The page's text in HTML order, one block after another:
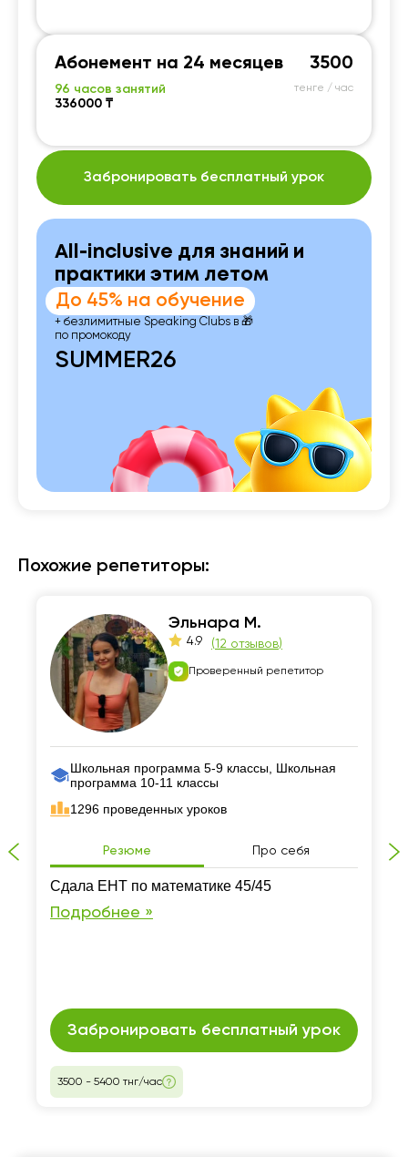
Абонемент на 24 месяцев
96 часов занятий
336000 ₸
3500
тенге / час
Забронировать бесплатный урок
All-inclusive для знаний и
практики этим летом
До 45% на обучение
+ безлимитные Speaking Clubs в 🎁
по промокоду
SUMMER26
Похожие репетиторы:
Эльнара М.
4.9 (12 отзывов)
Проверенный репетитор
Школьная программа 5-9 классы, Школьная
программа 10-11 классы
1296 проведенных уроков
Резюме Про себя
Сдала ЕНТ по математике 45/45
Подробнее »
Забронировать бесплатный урок
3500 - 5400 тнг/час